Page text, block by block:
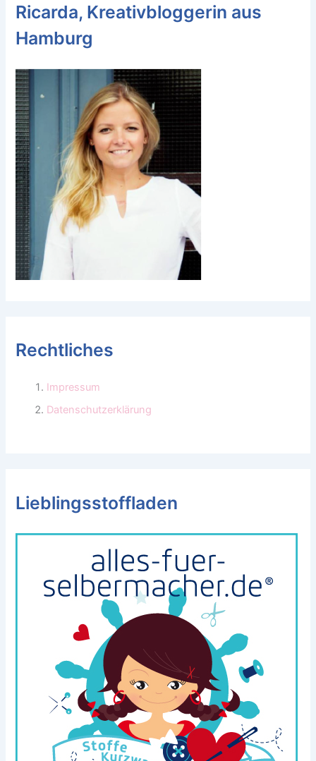
Ricarda, Kreativbloggerin aus
Hamburg
Rechtliches
Impressum
Datenschutzerklärung
Lieblingsstoffladen